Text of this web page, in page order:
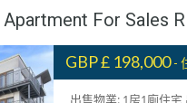
For Sales
GBP £ 198,000-
出售物業: 1房1廁住